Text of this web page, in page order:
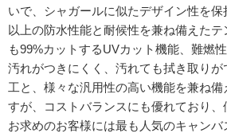
いで、シャガールに似たデザイン性を
以上の防水性能と耐候性を兼ね備えた
も99%カットするUVカット機能、難燃
汚れがつきにくく、汚れても拭き取り
工と、様々な汎用性の高い機能を兼ね
すが、コストバランスにも優れており
お求めのお客様には最も人気のキャンバ